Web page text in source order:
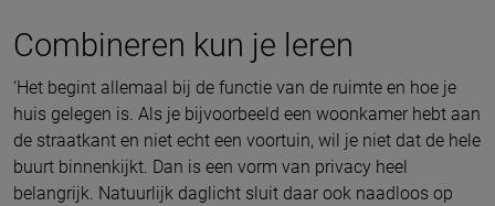
Combineren kun je leren
‘Het begint allemaal bij de functie van de ruimte en hoe je
huis gelegen is. Als je bijvoorbeeld een woonkamer hebt aan
de straatkant en niet echt een voortuin, wil je niet dat de hele
buurt binnenkijkt. Dan is een vorm van privacy heel
belangrijk. Natuurlijk daglicht sluit daar ook naadloos op